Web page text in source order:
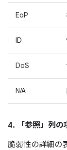
EoP
ID
DoS
N/A
4. 「参照」 列の
脆弱性の詳細の